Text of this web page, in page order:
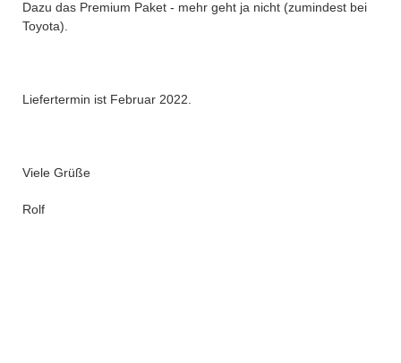
Dazu das Premium Paket - mehr geht ja nicht (zumindest bei
Toyota).
Liefertermin ist Februar 2022.
Viele Grüße
Rolf